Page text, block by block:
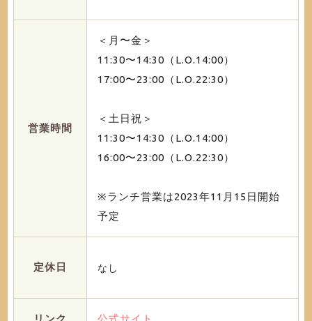
営業時間
＜月〜金＞
11:30〜14:30（L.O.14:00）
17:00〜23:00（L.O.22:30）
＜土日祝＞
11:30〜14:30（L.O.14:00）
16:00〜23:00（L.O.22:30）
※ランチ営業は2023年11月15日開始
予定
定休日 なし